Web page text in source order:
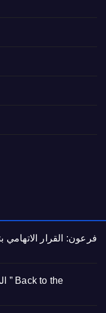
فرعون: القرار الاتهامي